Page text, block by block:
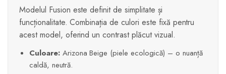
Modelul Fusion este definit de simplitate și
funcționalitate. Combinația de culori este fixă pentru
acest model, oferind un contrast plăcut vizual.
Culoare:Arizona Beige (piele ecologică) – o nuanță
caldă, neutră.